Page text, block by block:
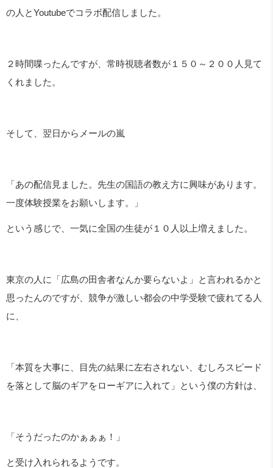
の人とYoutubeでコラボ配信しました。
２時間喋ったんですが、常時視聴者数が１５０～２００人見て
くれました。
そして、翌日からメールの嵐
「あの配信見ました。先生の国語の教え方に興味があります。
一度体験授業をお願いします。」
という感じで、一気に全国の生徒が１０人以上増えました。
東京の人に「広島の田舎者なんか要らないよ」と言われるかと
思ったんのですが、競争が激しい都会の中学受験で疲れてる人
に、
「本質を大事に、目先の結果に左右されない、むしろスピード
を落として脳のギアをローギアに入れて」という僕の方針は、
「そうだったのかぁぁぁ！」
と受け入れられるようです。